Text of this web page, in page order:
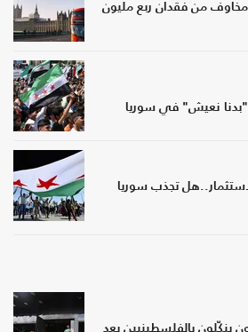
مخاوف من فقدان ربع مليون
"بدنا نعيش" في سوريا
تجذب سوريا
ينكّلون بالفلسطينيين بعد